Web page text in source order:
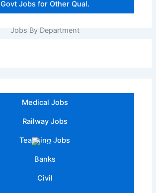
Govt Jobs for Other Qual.
Jobs By Department
Medical Jobs
Railway Jobs
Teaching Jobs
Banks
Civil